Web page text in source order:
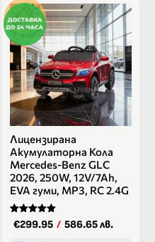
Лицензирана
Акумулаторна Кола
Mercedes-Benz GLC
2026, 250W, 12V/7Ah,
EVA гуми, MP3, RC 2.4G
Оценено на
5.00
€299.95 / 586.65 лв.